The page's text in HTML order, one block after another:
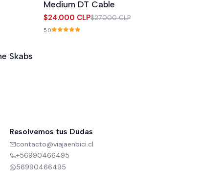
Medium DT Cable
$24.000 CLP$27.000 CLP
5.0
Skabs
Resolvemos tus Dudas
contacto@viajaenbici.cl
+56990466495
56990466495